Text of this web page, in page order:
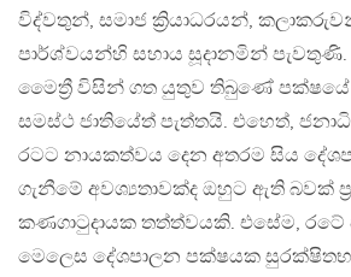
විද්වතුන්, සමාජ ක්‍රියාධරයන්,
පාර්ශ්වයන්හි සහාය සූදානමින්
මෛත්‍රී විසින් ගත යුතුව තිබුණේ
සමස්ථ ජාතියේත් පැත්තයි. එහෙත්,
රටට නායකත්වය දෙන අතරම සිය
ගැනීමේ අවශ්‍යතාවක්ද ඔහුට ඇති බවක්
කණගාටුදායක තත්ත්වයකි. එසේම, රටේ
මෙලෙස දේශපාලන පක්ෂයක